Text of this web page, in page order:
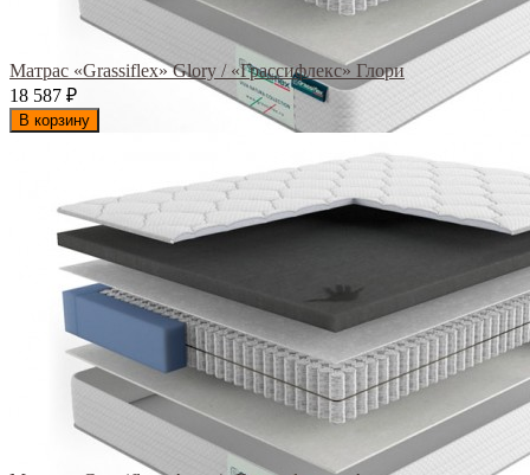
Матрас «Grassiflex» Glory / «Грассифлекс» Глори
18 587 ₽
В корзину